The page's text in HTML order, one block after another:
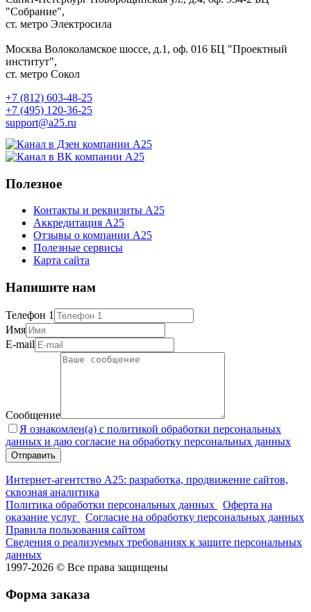
"Собрание",
ст. метро Электросила
Москва Волоколамское шоссе, д.1, оф. 016 БЦ "Проектный
институт",
ст. метро Сокол
+7 (812) 603-48-25
+7 (495) 120-36-25
support@a25.ru
Полезное
Контакты и реквизиты А25
Аккредитация А25
Отзывы о компании А25
Полезные сервисы
Карта сайта
Напишите нам
Телефон 1
Имя
E-mail
Сообщение
Я ознакомлен(а) с политикой обработки персональных
данных и даю согласие на обработку персональных данных
Интернет-агентство А25: разработка, продвижение сайтов,
сквозная аналитика
Политика обработки персональных данных
Оферта на
оказание услуг
Согласие на обработку персональных данных
Правила пользования сайтом
Сведения о реализуемых требованиях к защите персональных
данных
1997-2026 © Все права защищены
Форма заказа